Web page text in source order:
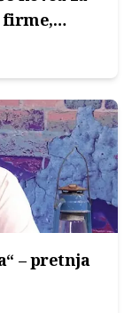
firme,
– pretnja